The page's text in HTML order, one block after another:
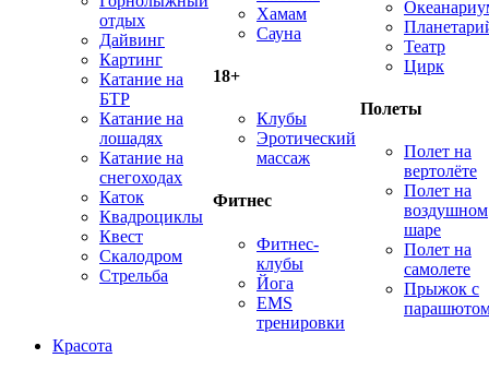
отдых
Дайвинг
Картинг
Катание на
БТР
Катание на
лошадях
Катание на
снегоходах
Каток
Квадроциклы
Квест
Скалодром
Стрельба
Хамам
Сауна
18+
Клубы
Эротический
массаж
Фитнес
Фитнес-
клубы
Йога
EMS
тренировки
Театр
Цирк
Полеты
Полет на
вертолёте
Полет на
воздушном
шаре
Полет на
самолете
Прыжок с
Красота